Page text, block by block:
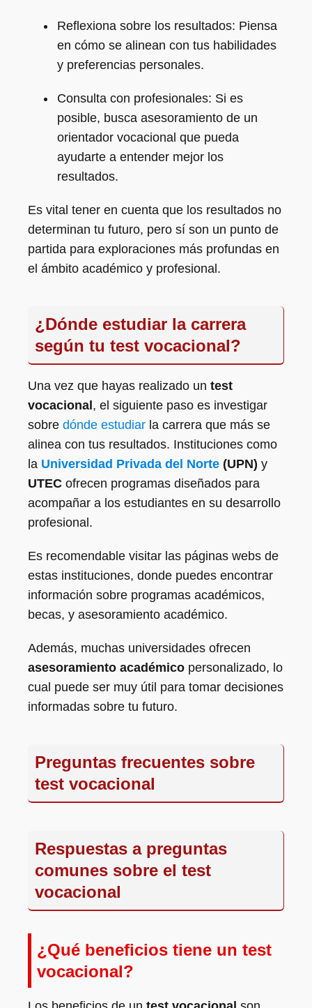
Reflexiona sobre los resultados: Piensa
en cómo se alinean con tus habilidades
y preferencias personales.
Consulta con profesionales: Si es
posible, busca asesoramiento de un
orientador vocacional que pueda
ayudarte a entender mejor los
resultados.
Es vital tener en cuenta que los resultados no
determinan tu futuro, pero sí son un punto de
partida para exploraciones más profundas en
el ámbito académico y profesional.
¿Dónde estudiar la carrera
según tu test vocacional?
Una vez que hayas realizado un test
vocacional , el siguiente paso es investigar
sobre dónde estudiar la carrera que más se
alinea con tus resultados. Instituciones como
la Universidad Privada del Norte (UPN) y
UTEC ofrecen programas diseñados para
acompañar a los estudiantes en su desarrollo
profesional.
Es recomendable visitar las páginas webs de
estas instituciones, donde puedes encontrar
información sobre programas académicos,
becas, y asesoramiento académico.
Además, muchas universidades ofrecen
asesoramiento académico personalizado, lo
cual puede ser muy útil para tomar decisiones
informadas sobre tu futuro.
Preguntas frecuentes sobre
test vocacional
Respuestas a preguntas
comunes sobre el test
vocacional
¿Qué beneficios tiene un test
vocacional?